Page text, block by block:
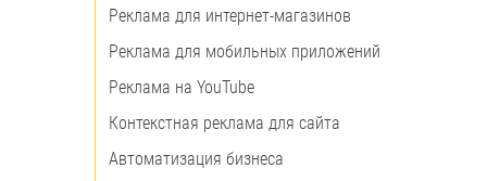
Реклама для интернет-магазинов
Реклама для мобильных приложений
Реклама на YouTube
Контекстная реклама для сайта
Автоматизация бизнеса